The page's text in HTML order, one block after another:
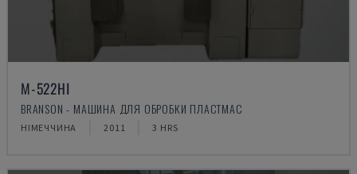
M-522HI
BRANSON - МАШИНА ДЛЯ ОБРОБКИ ПЛАСТМАС
НІМЕЧЧИНА 2011 3 HRS